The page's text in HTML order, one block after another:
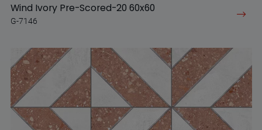
Wind Ivory Pre-Scored-20 60x60
G-7146